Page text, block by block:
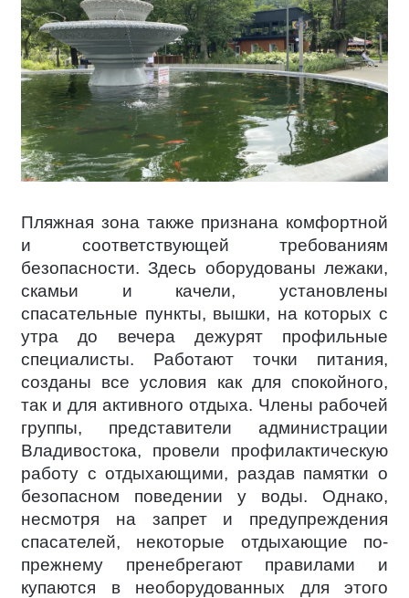
Пляжная зона также признана комфортной
и соответствующей требованиям
безопасности. Здесь оборудованы лежаки,
скамьи и качели, установлены
спасательные пункты, вышки, на которых с
утра до вечера дежурят профильные
специалисты. Работают точки питания,
созданы все условия как для спокойного,
так и для активного отдыха. Члены рабочей
группы, представители администрации
Владивостока, провели профилактическую
работу с отдыхающими, раздав памятки о
безопасном поведении у воды. Однако,
несмотря на запрет и предупреждения
спасателей, некоторые отдыхающие по-
прежнему пренебрегают правилами и
купаются в необорудованных для этого